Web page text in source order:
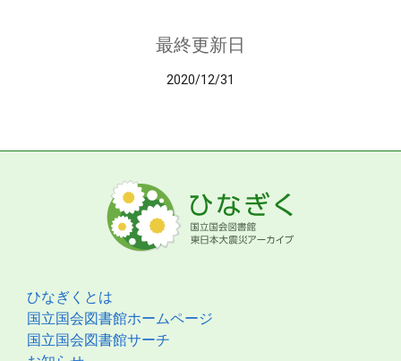
最終更新日
2020/12/31
ひなぎくとは
国立国会図書館ホームページ
国立国会図書館サーチ